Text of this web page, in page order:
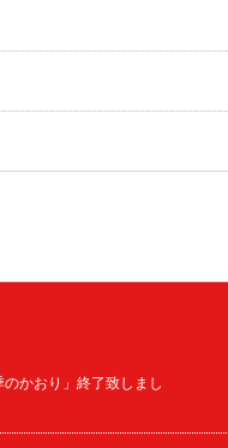
かおり」終了致しまし